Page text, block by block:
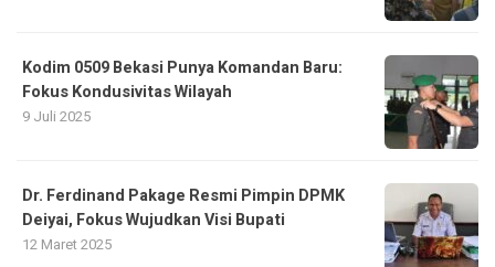
Kodim 0509 Bekasi Punya Komandan Baru:
Fokus Kondusivitas Wilayah
9 Juli 2025
Dr. Ferdinand Pakage Resmi Pimpin DPMK
Deiyai, Fokus Wujudkan Visi Bupati
12 Maret 2025